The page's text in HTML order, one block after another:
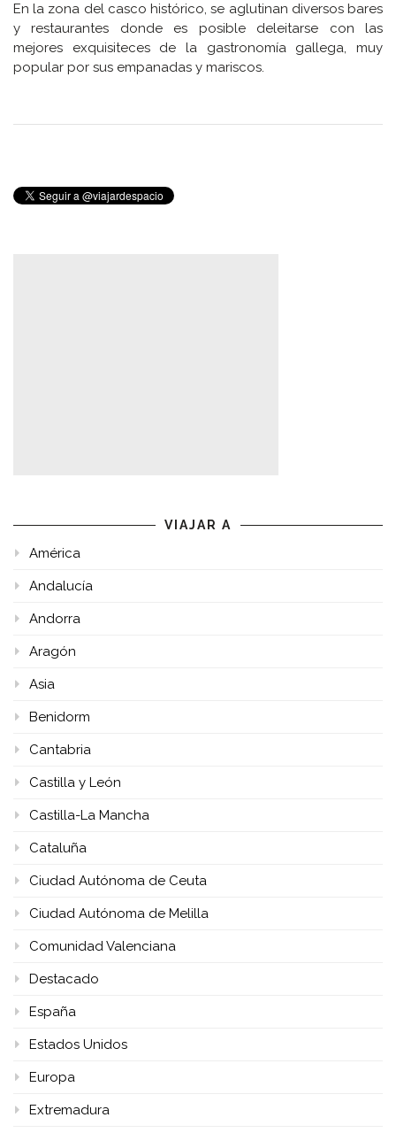
En la zona del casco histórico, se aglutinan diversos bares
y restaurantes donde es posible deleitarse con las
mejores exquisiteces de la gastronomía gallega, muy
popular por sus empanadas y mariscos.
VIAJAR A
América
Andalucía
Andorra
Aragón
Asia
Benidorm
Cantabria
Castilla y León
Castilla-La Mancha
Cataluña
Ciudad Autónoma de Ceuta
Ciudad Autónoma de Melilla
Comunidad Valenciana
Destacado
España
Estados Unidos
Europa
Extremadura